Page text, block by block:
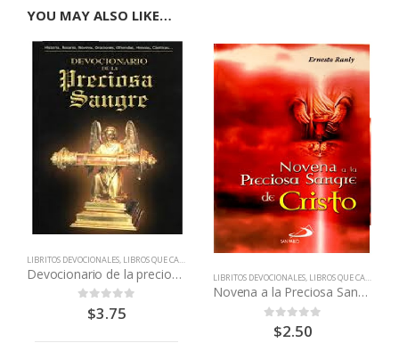
YOU MAY ALSO LIKE…
LIBRITOS DEVOCIONALES, LIBROS QUE CAMBIAN VIDAS
Devocionario de la preciosa sangre
out of 5
$3.75
LIBRITOS DEVOCIONALES, LIBROS QUE CAMBIAN VIDAS
Novena a la Preciosa Sangre de Cristo Ernesto Ranly
out of 5
$2.50